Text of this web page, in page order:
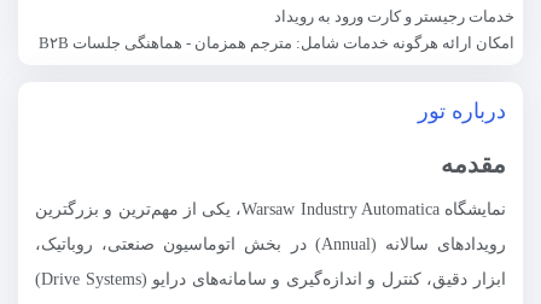
خدمات رجیستر و کارت ورود به رویداد
امکان ارائه هرگونه خدمات شامل: مترجم همزمان - هماهنگی جلسات B۲B
درباره تور
مقدمه
نمایشگاه Warsaw Industry Automatica، یکی از مهم‌ترین و بزرگترین
رویدادهای سالانه (Annual) در بخش اتوماسیون صنعتی، روباتیک،
ابزار دقیق، کنترل و اندازه‌گیری و سامانه‌های درایو (Drive Systems)